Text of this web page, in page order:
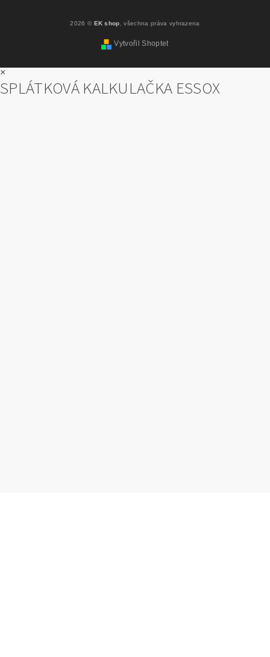
2026 © EK shop, všechna práva vyhrazena
Vytvořil Shoptet
×
SPLÁTKOVÁ KALKULAČKA ESSOX